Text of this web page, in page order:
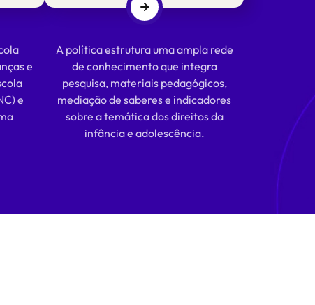
e
e
A política estrutura uma ampla rede
de conhecimento que integra
pesquisa, materiais pedagógicos,
mediação de saberes e indicadores
sobre a temática dos direitos da
infância e adolescência.